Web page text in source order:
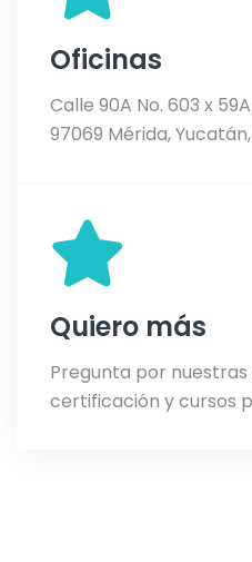
Oficinas
Calle 90A No. 603 x
97069 Mérida,
Quiero más
Pregunta por
certificación y cursos